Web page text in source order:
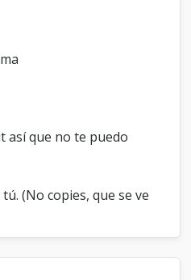
así que no te puedo
(No copies, que se ve